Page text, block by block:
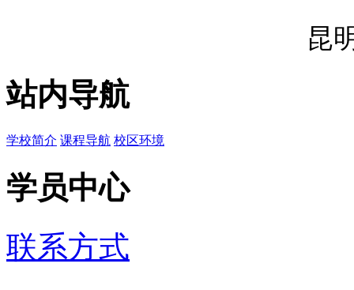
昆
站内导航
学校简介 课程导航 校区环境
学员中心
联系方式